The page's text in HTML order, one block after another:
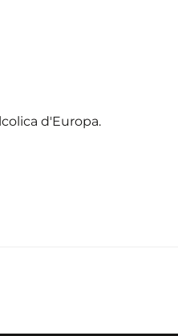
d'Europa.